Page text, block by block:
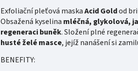
Exfoliační pleťová maskaAcid Goldod
Obsažená kyselina mléčná, glykolová,
regeneraci buněk. Složení plné
husté želé masce, jejíž nanášení si
BENEFITY: